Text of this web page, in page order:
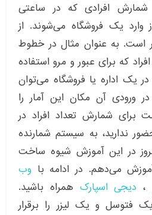
افرادی که در ساعتی
یک فروشگاه می‌شوند. از
است. به عنوان مثال در خطوط
که برای عبور و مرو استفاده
یک اداره یا فروشگاه می‌توان
ورودی آن مکان این آمار را
برای شمارش تعداد افراد در
ندارید، به سیستم شمارنده
امروز در این آموزش شیوه ساخت
آموزش می‌دهم. در ادامه با وب
، دیجی اسپارک همراه باشید.
فتوسل و یک لیزر را برقرار